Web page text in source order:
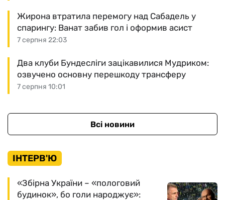
7 серпня 22:03
Жирона втратила перемогу над Сабадель у
спарингу: Ванат забив гол і оформив асист
7 серпня 10:01
Два клуби Бундесліги зацікавилися Мудриком:
озвучено основну перешкоду трансферу
Всі новини
ІНТЕРВ'Ю
«Збірна України – «пологовий
будинок», бо голи народжує»: